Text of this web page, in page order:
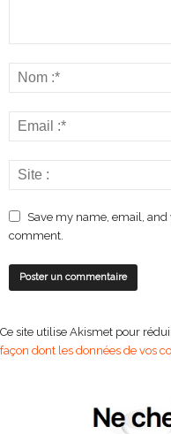
Save my name, email,
comment.
Ce site utilise Akismet pour
façon dont les données de vos